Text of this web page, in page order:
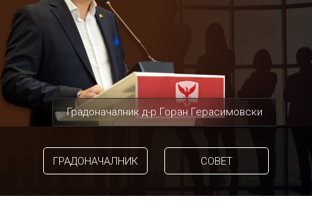
Градоначалник д-р Горан Герасимовски
ГРАДОНАЧАЛНИК СОВЕТ